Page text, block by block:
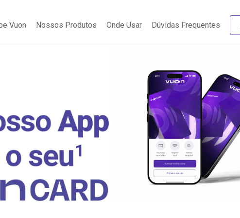
Vuon Nossos Produtos Onde Usar Dúvidas Frequentes